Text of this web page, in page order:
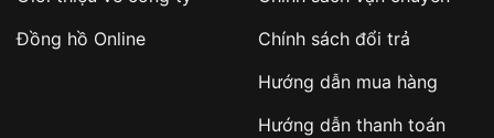
Đồng hồ Online
Chính sách đổi trả
Hướng dẫn mua hàng
Hướng dẫn thanh toán